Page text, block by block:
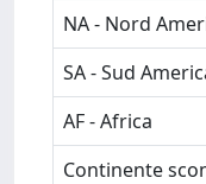
NA - Nord
SA - Sud
AF - Africa
Continente